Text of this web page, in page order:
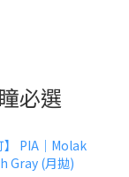
必選